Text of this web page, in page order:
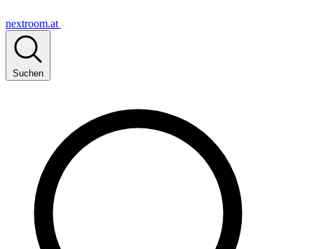
nextroom.at
Suchen